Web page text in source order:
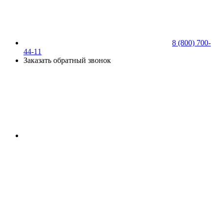
8 (800) 700-
44-11
Заказать обратный звонок